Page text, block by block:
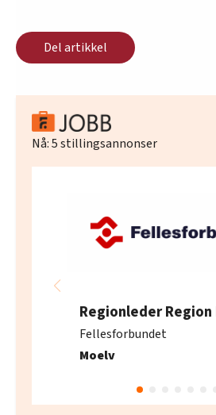
Del artikkel
Nå:5stillingsannonser
Regionleder
Fellesforbundet
Moelv